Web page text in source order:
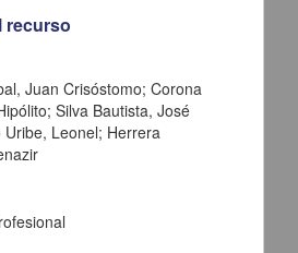
a Francisco I. Madero en la que
recurso
Juan Crisóstomo; Corona
Silva Bautista, José
Leonel; Herrera